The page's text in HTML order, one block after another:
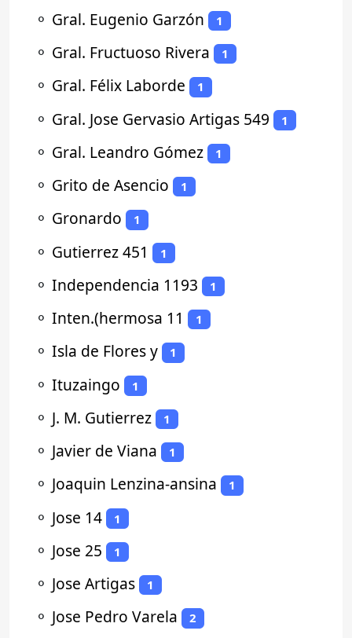
⚬ Gral. Eugenio Garzón 1
⚬ Gral. Fructuoso Rivera 1
⚬ Gral. Félix Laborde 1
⚬ Gral. Jose Gervasio Artigas 549 1
⚬ Gral. Leandro Gómez 1
⚬ Grito de Asencio 1
⚬ Gronardo 1
⚬ Gutierrez 451 1
⚬ Independencia 1193 1
⚬ Inten.(hermosa 11 1
⚬ Isla de Flores y 1
⚬ Ituzaingo 1
⚬ J. M. Gutierrez 1
⚬ Javier de Viana 1
⚬ Joaquin Lenzina-ansina 1
⚬ Jose 14 1
⚬ Jose 25 1
⚬ Jose Artigas 1
⚬ Jose Pedro Varela 2